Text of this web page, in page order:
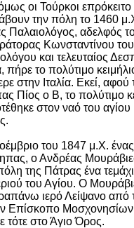
οι Τούρκοι επρόκειτο
την πόλη το 1460
Παλαιολόγος, αδελφός
Κωνσταντίνου του
και τελευταίος
πήρε το πολύτιμο
στην Ιταλία. Εκεί,
Πίος ο Β, το πολύτιμο
στον ναό του αγίου
του 1847 μ.Χ.
ο Ανδρέας
της Πάτρας ένα
του Αγίου. Ο
ιερό Λείψανο από
Επίσκοπο
τότε στο Άγιο Όρος.